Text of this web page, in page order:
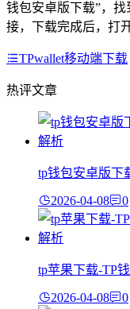
钱包安卓版下载”，
接，下载完成后，打
TPwallet移动端下载
热评文章
tp钱包安卓版下
2026-04-08 0
tp苹果下载-TP
2026-04-08 0